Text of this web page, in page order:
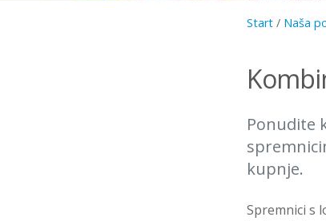
Start/ Naša
Ponudite
kupnje.
Spremnici s